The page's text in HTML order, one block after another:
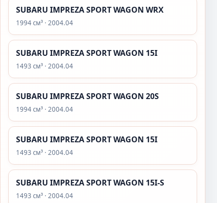
SUBARU IMPREZA SPORT WAGON WRX
1994 см³ · 2004.04
SUBARU IMPREZA SPORT WAGON 15I
1493 см³ · 2004.04
SUBARU IMPREZA SPORT WAGON 20S
1994 см³ · 2004.04
SUBARU IMPREZA SPORT WAGON 15I
1493 см³ · 2004.04
SUBARU IMPREZA SPORT WAGON 15I-S
1493 см³ · 2004.04